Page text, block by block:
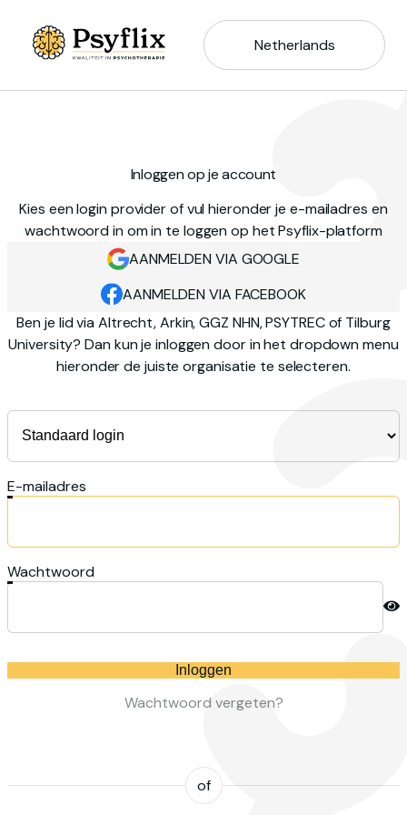
Netherlands
Inloggen op je account
Kies een login provider of vul hieronder je e-mailadres en
wachtwoord in om in te loggen op het Psyflix-platform
AANMELDEN VIA GOOGLE
AANMELDEN VIA FACEBOOK
Ben je lid via Altrecht, Arkin, GGZ NHN, PSYTREC of Tilburg
University? Dan kun je inloggen door in het dropdown menu
hieronder de juiste organisatie te selecteren.
E-mailadres
Wachtwoord
Inloggen
Wachtwoord vergeten?
of